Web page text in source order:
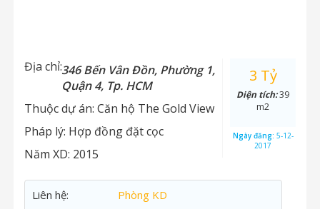
Địa chỉ:346 Bến Vân Đồn, Phường 1,
Quận 4, Tp. HCM
Thuộc dự án: Căn hộ The Gold View
Pháp lý: Hợp đồng đặt cọc
Năm XD: 2015
3 Tỷ
Diện tích:39
m2
Ngày đăng: 5-12-
2017
Liên hệ:
Phòng KD